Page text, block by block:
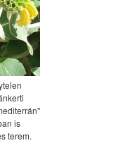
is
terem.